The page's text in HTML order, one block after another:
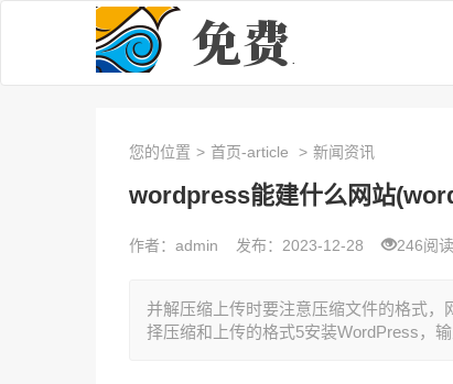
您的位置 > 首页-article > 新闻资讯
wordpress能建什么网站
作者：admin 发布：2023-12-28 246阅读
并解压缩上传时要注意压缩文件的格式
择压缩和上传的格式5安装WordPress，